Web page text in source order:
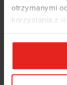
otrzymanymi
korzystania z
Waga
EAN